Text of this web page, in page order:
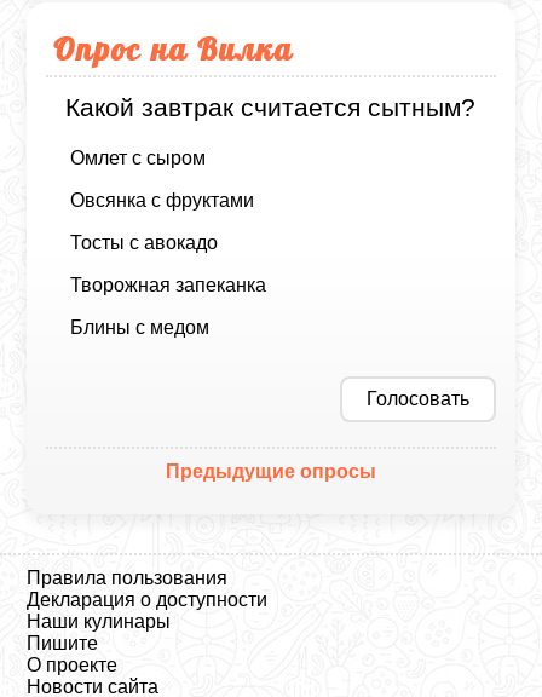
Опрос на Вилка
Какой завтрак считается сытным?
Омлет с сыром
Овсянка с фруктами
Тосты с авокадо
Творожная запеканка
Блины с медом
Голосовать
Предыдущие опросы
Правила пользования
Декларация о доступности
Наши кулинары
Пишите
О проекте
Новости сайта